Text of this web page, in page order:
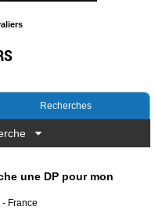
Recherches
une DP pour mon
France